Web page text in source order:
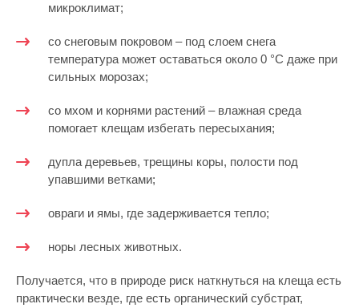
микроклимат;
со снеговым покровом – под слоем снега
температура может оставаться около 0 °C даже при
сильных морозах;
со мхом и корнями растений – влажная среда
помогает клещам избегать пересыхания;
дупла деревьев, трещины коры, полости под
упавшими ветками;
овраги и ямы, где задерживается тепло;
норы лесных животных.
Получается, что в природе риск наткнуться на клеща есть
практически везде, где есть органический субстрат,